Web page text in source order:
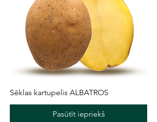
Sēklas kartupelis ALBATROS
Pasūtīt iepriekš